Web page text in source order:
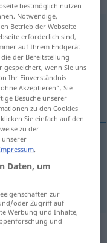
antippen)
vom Thema
bestmöglich nutzen
Notwendige,
Betrieb der Webseite
erforderlich sind,
auf Ihrem Endgerät
der Bereitstellung
wenn Sie uns
Ihr Einverständnis
Akzeptieren“. Sie
Besuche unserer
zu den Cookies
Sie einfach auf den
zu der
unserer
.
Daten, um
zur
oder Zugriff auf
Werbung und Inhalte,
und